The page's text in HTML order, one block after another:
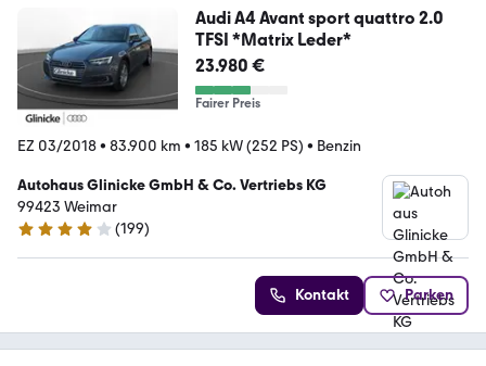
Audi A4 Avant sport quattro 2.0
TFSI *Matrix Leder*
23.980 €
Fairer Preis
EZ 03/2018• 83.900 km • 185 kW (252 PS) • Benzin
Autohaus Glinicke GmbH & Co. Vertriebs KG
99423 Weimar
4.2 Sterne
(199)
Kontakt Parken